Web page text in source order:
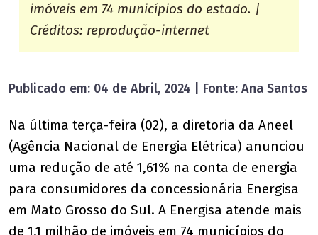
imóveis em 74 municípios do estado. |
Créditos: reprodução-internet
Publicado em: 04 de Abril, 2024 | Fonte: Ana Santos
Na última terça-feira (02), a diretoria da Aneel
(Agência Nacional de Energia Elétrica) anunciou
uma redução de até 1,61% na conta de energia
para consumidores da concessionária Energisa
em Mato Grosso do Sul. A Energisa atende mais
de 1,1 milhão de imóveis em 74 municípios do